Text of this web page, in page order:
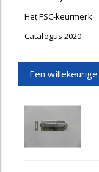
Het FSC-keurmerk
Catalogus 2020
Een